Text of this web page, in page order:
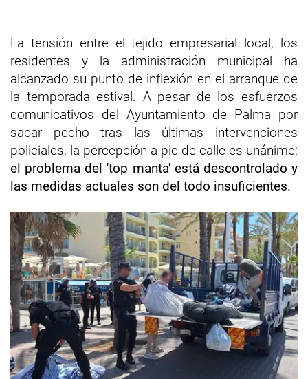
La tensión entre el tejido empresarial local, los
residentes y la administración municipal ha
alcanzado su punto de inflexión en el arranque de
la temporada estival. A pesar de los esfuerzos
comunicativos del Ayuntamiento de Palma por
sacar pecho tras las últimas intervenciones
policiales, la percepción a pie de calle es unánime:
el problema del 'top manta' está descontrolado y
las medidas actuales son del todo insuficientes.